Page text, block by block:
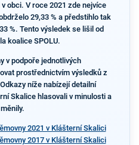
obci. V roce 2021 zde nejvíce
29,33 % a předstihlo tak
%. Tento výsledek se lišil od
koalice SPOLU.
v podpoře jednotlivých
prostřednictvím výsledků z
níže nabízejí detailní
Skalice hlasovali v minulosti a
2021 v Klášterní Skalici
2017 v Klášterní Skalici